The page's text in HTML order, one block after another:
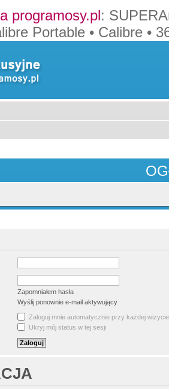
programosy.pl:
Portable • Calibre •
Zapomniałem hasła
Wyślij ponownie e-mail aktywujący
Zaloguj mnie automatycznie przy każdej wizycie
Ukryj mój status w tej sesji